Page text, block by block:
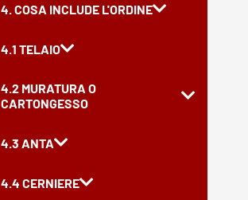
4. COSA INCLUDE L'ORDINE
4.1 TELAIO
4.2 MURATURA O
CARTONGESSO
4.3 ANTA
4.4 CERNIERE